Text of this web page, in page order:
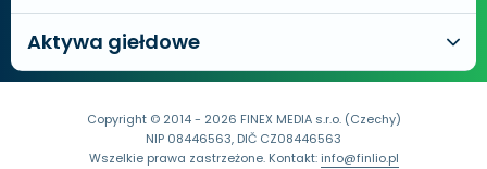
Aktywa giełdowe
Copyright © 2014 - 2026 FINEX MEDIA s.r.o. (Czechy)
NIP 08446563, DIČ CZ08446563
Wszelkie prawa zastrzeżone. Kontakt:info@finlio.pl